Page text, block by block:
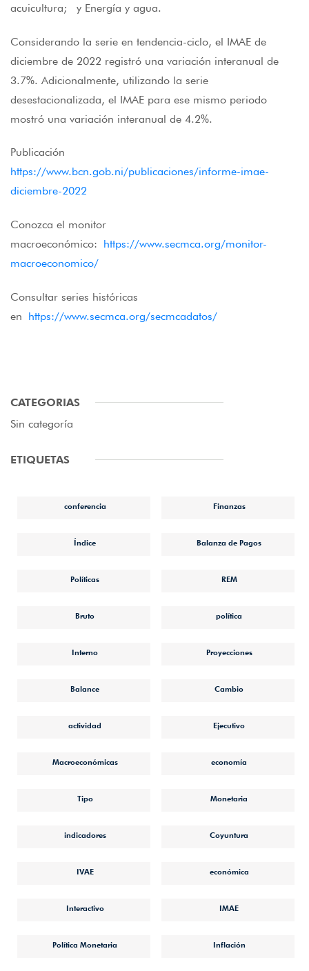
acuicultura; y Energía y agua.
Considerando la serie en tendencia-ciclo, el IMAE de
diciembre de 2022 registró una variación interanual de
3.7%. Adicionalmente, utilizando la serie
desestacionalizada, el IMAE para ese mismo periodo
mostró una variación interanual de 4.2%.
Publicación
https://www.bcn.gob.ni/publicaciones/informe-imae-
diciembre-2022
Conozca el monitor
macroeconómico: https://www.secmca.org/monitor-
macroeconomico/
Consultar series históricas
en https://www.secmca.org/secmcadatos/
CATEGORIAS
Sin categoría
ETIQUETAS
conferencia Finanzas
Índice Balanza de Pagos
Políticas REM
Bruto política
Interno Proyecciones
Balance Cambio
actividad Ejecutivo
Macroeconómicas economía
Tipo Monetaria
indicadores Coyuntura
IVAE económica
Interactivo IMAE
Política Monetaria Inflación